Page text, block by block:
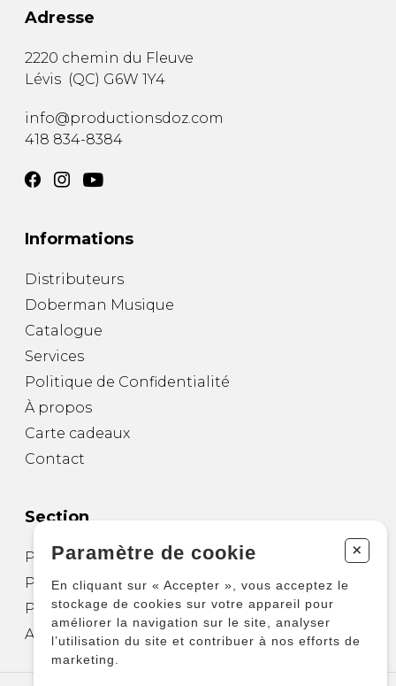
Adresse
2220 chemin du Fleuve
Lévis (QC) G6W 1Y4
info@productionsdoz.com
418 834-8384
Informations
Distributeurs
Doberman Musique
Catalogue
Services
Politique de Confidentialité
À propos
Carte cadeaux
Contact
Section
Partitions pour guitare
Partitions pour autres instruments
Partitions pour ensembles
Autres produits
Paramètre de cookie +
En cliquant sur « Accepter », vous acceptez le
stockage de cookies sur votre appareil pour
améliorer la navigation sur le site, analyser
l’utilisation du site et contribuer à nos efforts de
marketing.